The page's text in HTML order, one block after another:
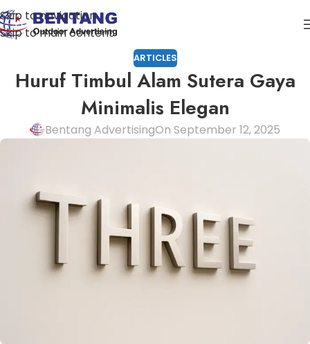
Skip to navigation
Skip to main content
ARTICLES
Huruf Timbul Alam Sutera Gaya
Minimalis Elegan
Bentang AdvertisingOn September 12, 2025